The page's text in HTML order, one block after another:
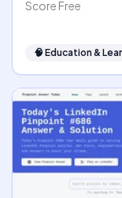
Score Free
🧠 Education &